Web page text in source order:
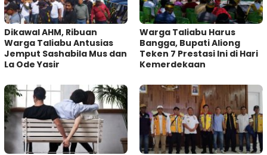
Dikawal AHM, Ribuan
Warga Taliabu Antusias
Jemput Sashabila Mus dan
La Ode Yasir
Warga Taliabu Harus
Bangga, Bupati Aliong
Teken 7 Prestasi Ini di Hari
Kemerdekaan